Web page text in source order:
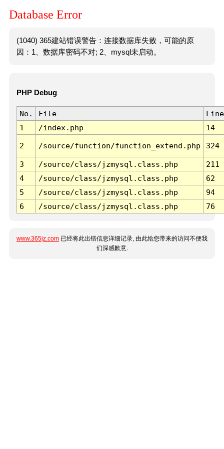
Database Error
(1040) 365建站错误警告：连接数据库失败，可能的原
因：1、数据库密码不对; 2、mysql未启动。
PHP Debug
No. File
Line
1
/index.php 14
2 /source/function/function_extend.php 324
3 /source/class/jzmysql.class.php
211
4
/source/class/jzmysql.class.php
62
5
/source/class/jzmysql.class.php
94
6
/source/class/jzmysql.class.php 76
www.365jz.com 已经将此出错信息详细记录, 由此给您带来的访问不便我
们深感歉意.